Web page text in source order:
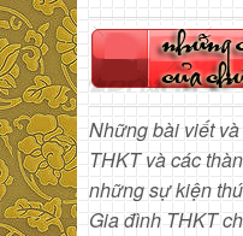
Những bài viết
THKT và các
những sự kiện
Gia đình THKT